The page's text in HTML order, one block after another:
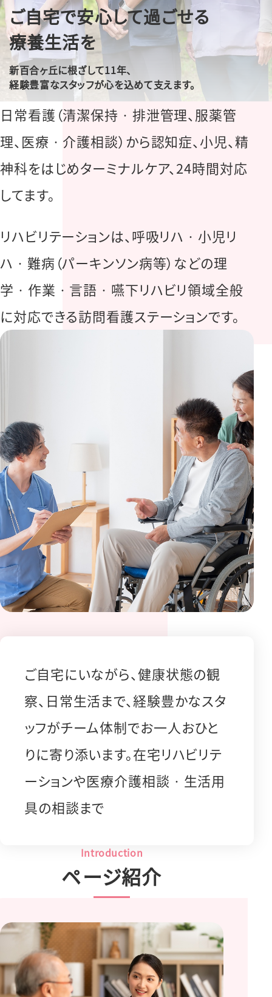
ご⾃宅で安⼼して過ごせる
療養⽣活を
新百合ヶ丘に根ざして11年、
経験豊富なスタッフが⼼を込めて⽀えます。
⽇常看護（清潔保持‧排泄管理、服薬管
理、医療‧介護相談）から認知症、⼩児、精
神科をはじめターミナルケア、24時間対応
してます。
リハビリテーションは、呼吸リハ‧⼩児リ
ハ‧難病（パーキンソン病等）などの理
学‧作業‧⾔語‧嚥下リハビリ領域全般
に対応できる訪問看護ステーションです。
ご⾃宅にいながら、健康状態の観
察、⽇常⽣活まで、経験豊かなスタ
ッフがチーム体制でお⼀⼈おひと
りに寄り添います。在宅リハビリテ
ーションや医療介護相談‧⽣活⽤
具の相談まで
Introduction
ページ紹介